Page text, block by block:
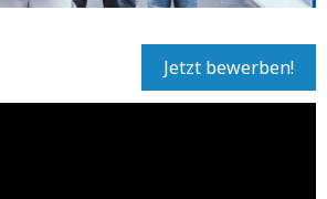
Jetzt bewerben!